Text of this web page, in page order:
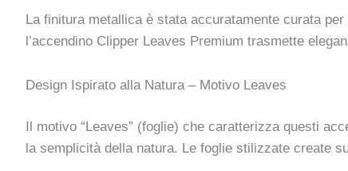
La finitura metallica è stata accuratamente curata
l’accendino Clipper Leaves Premium trasmette
Design Ispirato alla Natura – Motivo Leaves
Il motivo “Leaves” (foglie) che caratterizza questi
la semplicità della natura. Le foglie stilizzate create